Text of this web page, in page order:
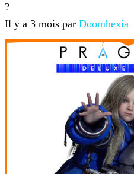
?
Il y a 3 mois par Doomhexia